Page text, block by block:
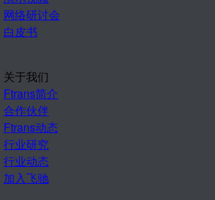
网络研讨会
白皮书
关于我们
Ftrans简介
合作伙伴
Ftrans动态
行业研究
行业动态
加入飞驰